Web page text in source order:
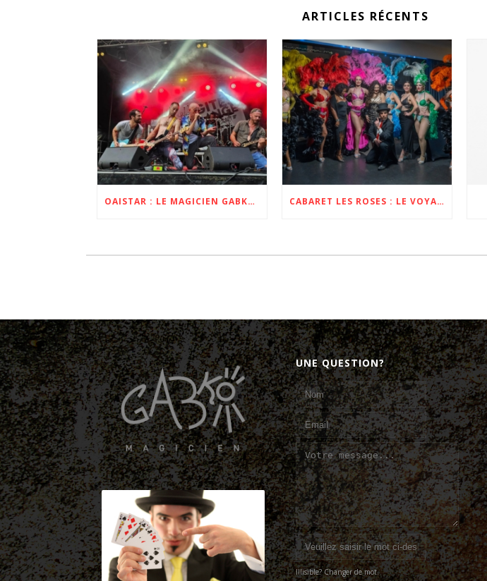
ARTICLES RÉCENTS
OAISTAR : LE MAGICIEN GABKO DEVIENT LEUR BATTEUR POUR L’ALBUM ET LA TOURNÉE ZOBI 2023 ET 2024 CABARET LES ROSES : LE VOYAGE À L’AUTRE BOUT DE LA FRANCE !
UNE QUESTION?
Illisible? Changer de mot.